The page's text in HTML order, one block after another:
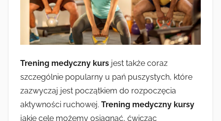
Trening medyczny kurs jest także coraz
szczególnie popularny u pań puszystych, które
zazwyczaj jest początkiem do rozpoczęcia
aktywności ruchowej. Trening medyczny kursy
jakie cele możemy osiągnąć, ćwicząc